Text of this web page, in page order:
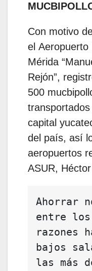
Con motivo
el Aeropuerto
Mérida
Rejón”,
500
capital
del país, así
aeropuertos
ASUR,
Ahorrar
entre los
razones
bajos
las más